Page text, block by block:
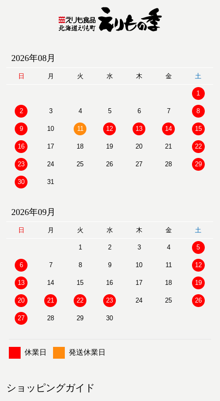
2026年08月
日 月 火 水 木 金 土
1
2 3 4 5 6 7 8
9 10 11 12 13 14 15
16 17 18 19 20 21 22
23 24 25 26 27 28 29
30 31
2026年09月
日 月 火 水 木 金 土
1 2 3 4 5
6 7 8 9 10 11 12
13 14 15 16 17 18 19
20 21 22 23 24 25 26
27 28 29 30
休業日 発送休業日
ショッピングガイド